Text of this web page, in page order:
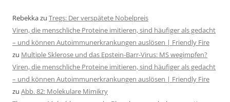
Rebekkazu Tregs: Der verspätete Nobelpreis
Viren, die menschliche Proteine imitieren, sind häufiger als gedacht
– und können Autoimmunerkrankungen auslösen | Friendly Fire
zu Multiple Sklerose und das Epstein-Barr-Virus: MS wegimpfen?
Viren, die menschliche Proteine imitieren, sind häufiger als gedacht
– und können Autoimmunerkrankungen auslösen | Friendly Fire
zu Abb. 82: Molekulare Mimikry